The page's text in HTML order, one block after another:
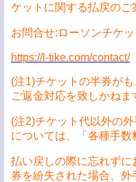
ケットに関する払戻のご
お問合せ:ローソンチケ
https://l-tike.com/contact/
(注1)チケットの半券が
ご返金対応を致しかねま
(注2)チケット代以外の
については、「各種手数
払い戻しの際に忘れず
券を紛失された場合、